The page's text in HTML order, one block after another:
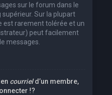
sur le forum dans le
Sur la plupart
est rarement tolérée et un
peut facilement
messages.
courrield’un membre,
!?